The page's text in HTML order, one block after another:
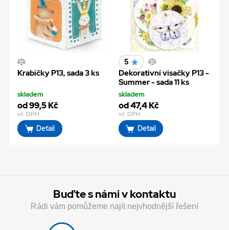
Krabičky P13, sada 3 ks
skladem
od 99,5 Kč
vč. DPH
Detail
5
Dekorativní visačky P13 -
Summer - sada 11 ks
skladem
od 47,4 Kč
vč. DPH
Detail
Buďte s námi v kontaktu
Rádi vám pomůžeme najít nejvhodnější řešení